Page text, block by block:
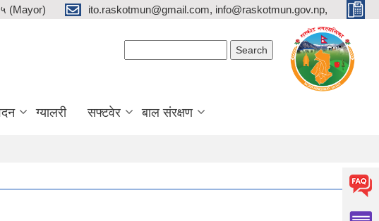
(Mayor) ito.raskotmun@gmail.com, info@raskotmun.gov.np,
ग्यालरी सफ्टवेर बाल संरक्षण